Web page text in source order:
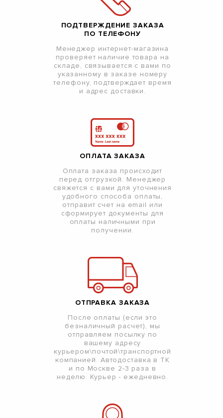
ПОДТВЕРЖДЕНИЕ ЗАКАЗА
ПО ТЕЛЕФОНУ
Менеджер интернет-магазина
проверяет наличие товара на
складе, связывается с вами по
указанному в заказе номеру
телефону, подтверждает время
и адрес доставки.
ОПЛАТА ЗАКАЗА
Оплата заказа происходит
перед отгрузкой. Менеджер
свяжется с вами для уточнения
удобного способа оплаты,
отправит счет на email или
сформирует документы для
оплаты наличными при
получении.
ОТПРАВКА ЗАКАЗА
После оплаты (если это
безналичный расчет), мы
отправляем посылку по
вашему адресу
курьером\почтой\транспортной
компанией. Автодоставка в ТК
и по Москве 2-3 раза в
неделю. Курьер - ежедневно.